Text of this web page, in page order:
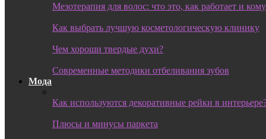
Мезотерапия для волос: что это, как работает и
Как выбрать лучшую косметологическую клинику
Чем хороши твердые духи?
Современные методики отбеливания зубов
Мода
Как используются декоративные рейки в
Плюсы и минусы паркета